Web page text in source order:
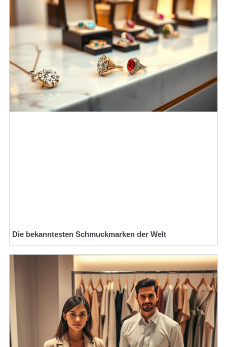
Die bekanntesten Schmuckmarken der Welt